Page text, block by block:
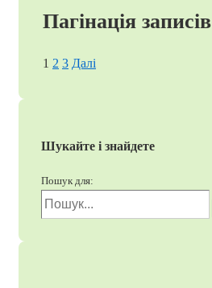
Пагінація записів
1 2 3 Далі
Шукайте і знайдете
Пошук для: